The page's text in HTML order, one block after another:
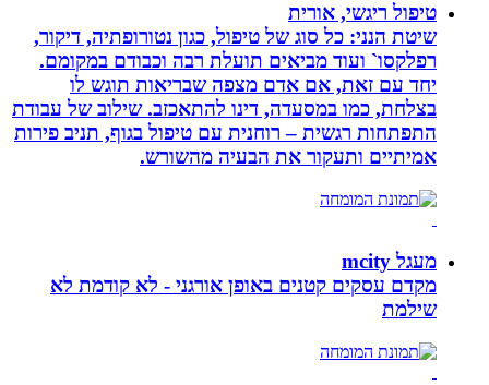
טיפול ריגשי, אורית
שיטת הנני: כל סוג של טיפול, כגון נטורופתיה, דיקור,
רפלקסו` ועוד מביאים תועלת רבה וכבודם במקומם.
יחד עם זאת, אם אדם מצפה שבריאות תוגש לו
בצלחת, כמו במסעדה, דינו להתאכזב. שילוב של עבודת
התפתחות רגשית – רוחנית עם טיפול בגוף, תניב פירות
אמיתיים ותעקור את הבעיה מהשורש.
מעגל mcity
מקדם עסקים קטנים באופן אורגני - לא קודמת לא
שילמת